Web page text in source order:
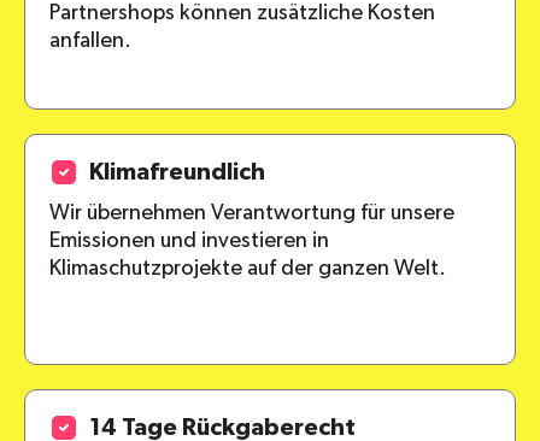
Partnershops können zusätzliche Kosten
anfallen.
Klimafreundlich
Wir übernehmen Verantwortung für unsere
Emissionen und investieren in
Klimaschutzprojekte auf der ganzen Welt.
14 Tage Rückgaberecht